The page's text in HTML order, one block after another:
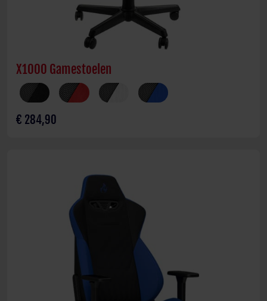
X1000 Gamestoelen
€ 284,90